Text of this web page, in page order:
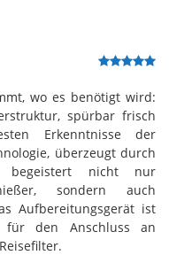
wo es benötigt wird:
spürbar frisch
Erkenntnisse der
überzeugt durch
begeistert nicht nur
sondern auch
Aufbereitungsgerät ist
für den Anschluss an